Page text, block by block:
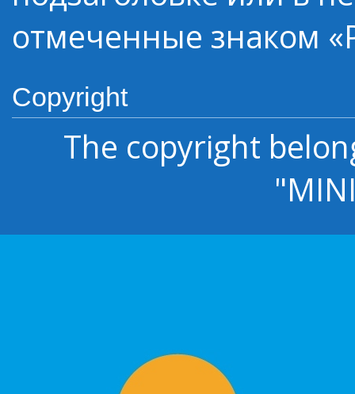
отмеченные знаком
Copyright
The copyright